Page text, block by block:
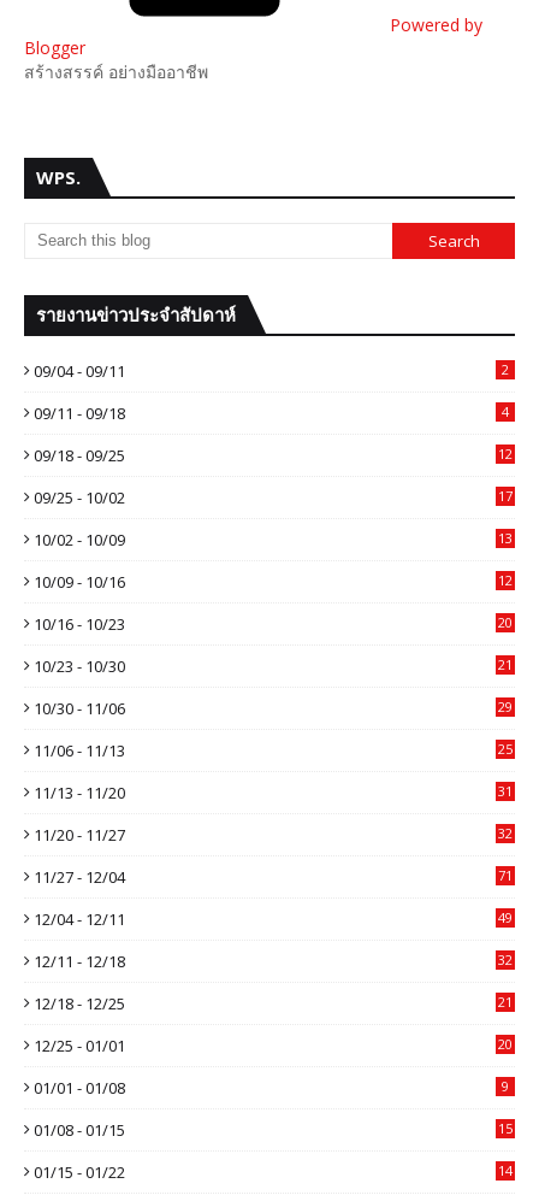
Powered by
Blogger
สร้างสรรค์ อย่างมืออาชีพ
WPS.
รายงานข่าวประจำสัปดาห์
09/04 - 09/11 2
09/11 - 09/18 4
09/18 - 09/25 12
09/25 - 10/02 17
10/02 - 10/09 13
10/09 - 10/16 12
10/16 - 10/23 20
10/23 - 10/30 21
10/30 - 11/06 29
11/06 - 11/13 25
11/13 - 11/20 31
11/20 - 11/27 32
11/27 - 12/04 71
12/04 - 12/11 49
12/11 - 12/18 32
12/18 - 12/25 21
12/25 - 01/01 20
01/01 - 01/08 9
01/08 - 01/15 15
01/15 - 01/22 14